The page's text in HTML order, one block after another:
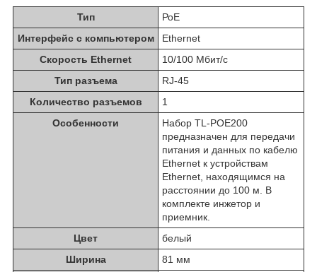
Тип
РоЕ
Интерфейс с компьютером
Ethernet
Скорость Ethernet
10/100 Мбит/с
Тип разъема
RJ-45
Количество разъемов
1
Особенности
Набор TL-POE200
предназначен для передачи
питания и данных по кабелю
Ethernet к устройствам
Ethernet, находящимся на
расстоянии до 100 м. В
комплекте инжетор и
приемник.
Цвет
белый
Ширина
81 мм